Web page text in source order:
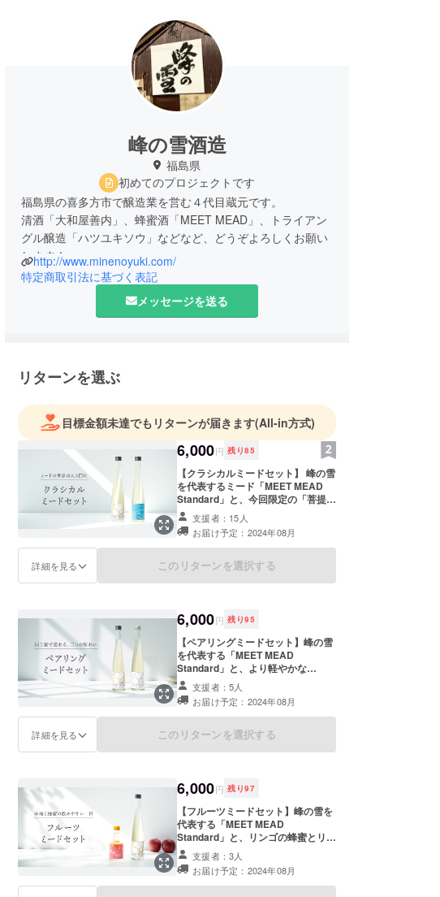
峰の雪酒造
福島県
初めてのプロジェクトです
福島県の喜多方市で醸造業を営む４代目蔵元です。
清酒「大和屋善内」、蜂蜜酒「MEET MEAD」、トライアン
グル醸造「ハツユキソウ」などなど、どうぞよろしくお願い
します！
http://www.minenoyuki.com/
特定商取引法に基づく表記
メッセージを送る
リターンを選ぶ
目標金額未達でもリターンが届きます(All-in方式)
6,000円 残り85
【クラシカルミードセット】 峰の雪
を代表するミード「MEET MEAD
Standard」と、今回限定の「菩提樹
の蜜のミード」のセット。ミードの
歴史を感じる、クラシックな味わ
い。まずはオーソドックスなミード
を味わいたい方におすすめです。
支援者：15人
お届け予定：2024年08月
詳細を見る このリターンを選択する
6,000円 残り95
【ペアリングミードセット】峰の雪
を代表する「MEET MEAD
Standard」と、より軽やかな
「MEET MEAD Dry」のセット。同
じ栃の蜜を使いながらも違った味わ
い。食事に合うミードをぜひお楽し
みください。
支援者：5人
お届け予定：2024年08月
詳細を見る このリターンを選択する
6,000円 残り97
【フルーツミードセット】峰の雪を
代表する「MEET MEAD
Standard」と、リンゴの蜂蜜とリン
ゴ果汁を使った限定ミード「ひのこ
ろも」をセットに。フルーティーな
新しいミードをお楽しみください。
支援者：3人
お届け予定：2024年08月